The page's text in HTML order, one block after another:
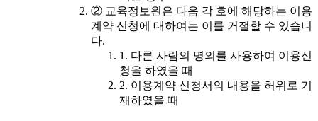
② 교육정보원은 다음 각 호에 해당하는 이용
계약 신청에 대하여는 이를 거절할 수 있습니
다.
1. 다른 사람의 명의를 사용하여 이용신
청을 하였을 때
2. 이용계약 신청서의 내용을 허위로 기
재하였을 때